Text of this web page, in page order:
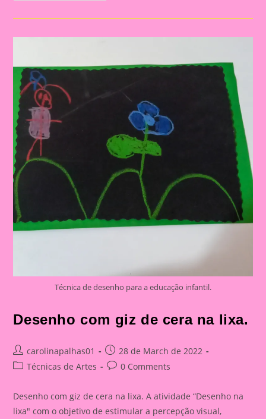
Colorida
Técnica de desenho para a educação infantil.
Desenho com giz de cera na lixa.
Post
author:
carolinapalhas01
Post
published:
28 de March de 2022
PostTécnicas de Artes
Post0 Comments
Desenho com giz de cera na lixa. A atividade “Desenho na
lixa" com o objetivo de estimular a percepção visual,